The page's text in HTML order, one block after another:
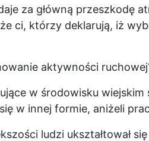
za główną przeszkodę
ci, którzy deklarują, iż
aktywności
w środowisku
w innej formie, aniżeli
ludzi ukształtował